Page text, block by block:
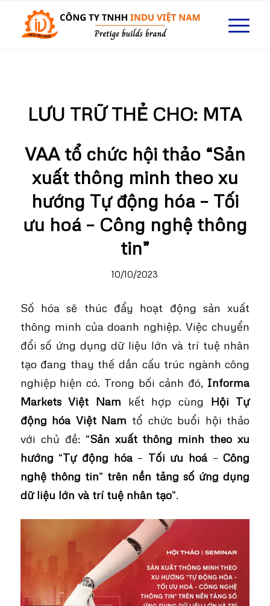
LƯU TRỮ THẺ CHO: MTA
VAA tổ chức hội thảo “Sản
xuất thông minh theo xu
hướng Tự động hóa – Tối
ưu hoá – Công nghệ thông
tin”
10/10/2023
Số hóa sẽ thúc đẩy hoạt động sản xuất
thông minh của doanh nghiệp. Việc chuyển
đổi số ứng dụng dữ liệu lớn và trí tuệ nhân
tạo đang thay thế dần cấu trúc ngành công
nghiệp hiện có. Trong bối cảnh đó, Informa
Markets Việt Nam kết hợp cùng Hội Tự
động hóa Việt Nam tổ chức buổi hội thảo
với chủ đề: “Sản xuất thông minh theo xu
hướng “Tự động hóa– Tối ưu hoá –Công
nghệ thông tin” trên nền tảng số ứng dụng
dữ liệu lớn và trí tuệ nhân tạo”.